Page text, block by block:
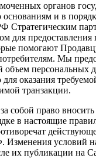
органов
основаниям и в
Стратегическим
для предоставления
помогают
Мы
персональных
оказания
транзакции.
собой право
в настоящие
Изменения условий
их публикации на